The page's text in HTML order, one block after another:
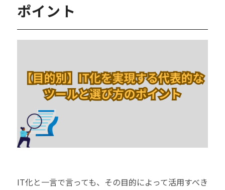
ポイント
IT化と一言で言っても、その目的によって活用すべき